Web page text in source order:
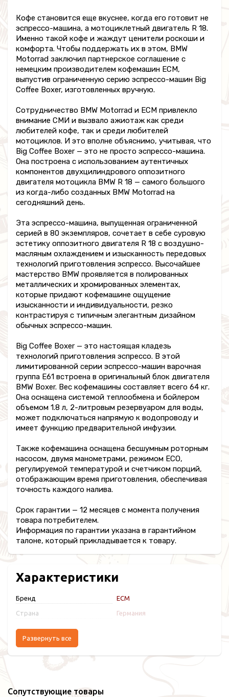
Кофе становится еще вкуснее, когда его готовит не
эспрессо-машина, а мотоциклетный двигатель R 18.
Именно такой кофе и жаждут ценители роскоши и
комфорта. Чтобы поддержать их в этом, BMW
Motorrad заключил партнерское соглашение с
немецким производителем кофемашин ECM,
выпустив ограниченную серию эспрессо-машин Big
Coffee Boxer, изготовленных вручную.
Сотрудничество BMW Motorrad и ECM привлекло
внимание СМИ и вызвало ажиотаж как среди
любителей кофе, так и среди любителей
мотоциклов. И это вполне объяснимо, учитывая, что
Big Coffee Boxer — это не просто эспрессо-машина.
Она построена с использованием аутентичных
компонентов двухцилиндрового оппозитного
двигателя мотоцикла BMW R 18 — самого большого
из когда-либо созданных BMW Motorrad на
сегодняшний день.
Эта эспрессо-машина, выпущенная ограниченной
серией в 80 экземпляров, сочетает в себе суровую
эстетику оппозитного двигателя R 18 с воздушно-
масляным охлаждением и изысканность передовых
технологий приготовления эспрессо. Высочайшее
мастерство BMW проявляется в полированных
металлических и хромированных элементах,
которые придают кофемашине ощущение
изысканности и индивидуальности, резко
контрастируя с типичным элегантным дизайном
обычных эспрессо-машин.
Big Coffee Boxer — это настоящая кладезь
технологий приготовления эспрессо. В этой
лимитированной серии эспрессо-машин варочная
группа E61 встроена в оригинальный блок двигателя
BMW Boxer. Вес кофемашины составляет всего 64 кг.
Она оснащена системой теплообмена и бойлером
объемом 1.8 л, 2-литровым резервуаром для воды,
может подключаться напрямую к водопроводу и
имеет функцию предварительной инфузии.
Также кофемашина оснащена бесшумным роторным
насосом, двумя манометрами, режимом ECO,
регулируемой температурой и счетчиком порций,
отображающим время приготовления, обеспечивая
точность каждого налива.
Срок гарантии — 12 месяцев с момента получения
товара потребителем.
Информация по гарантии указана в гарантийном
талоне, который прикладывается к товару.
Характеристики
Бренд ECM
Страна Германия
Развернуть все
Сопутствующие товары